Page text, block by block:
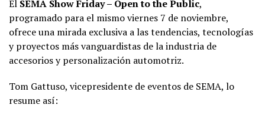
El SEMA Show Friday – Open to the Public,
programado para el mismo viernes 7 de noviembre,
ofrece una mirada exclusiva a las tendencias, tecnologías
y proyectos más vanguardistas de la industria de
accesorios y personalización automotriz.
Tom Gattuso, vicepresidente de eventos de SEMA, lo
resume así: